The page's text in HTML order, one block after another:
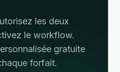
les deux
le workflow.
gratuite
forfait.